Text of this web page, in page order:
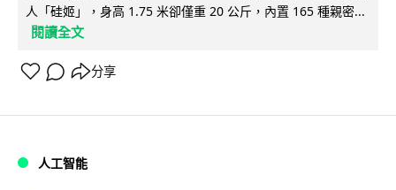
人「硅姬」，身高 1.75 米卻僅重 20 公斤，內置 165 種親密...
閱讀全文
分享
人工智能